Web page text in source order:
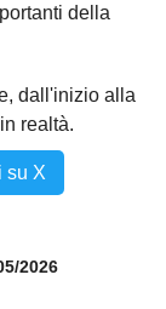
della
dall'inizio alla
realtà.
su X
2026